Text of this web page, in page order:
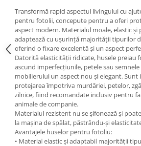
Transformă rapid aspectul livingului cu
pentru fotolii, concepute pentru a oferi
aspect modern. Materialul moale, elastic și
adaptează cu ușurință majorității tipurilor
oferind o fixare excelentă și un aspect
Datorită elasticității ridicate, husele preiau
ascund imperfecțiunile, petele sau
mobilierului un aspect nou și elegant. Sunt
protejarea împotriva murdăriei, petelor,
zilnice, fiind recomandate inclusiv pentru
animale de companie.
Materialul rezistent nu se șifonează și
la mașina de spălat, păstrându-și
Avantajele huselor pentru fotoliu:
• Material elastic și adaptabil majorității